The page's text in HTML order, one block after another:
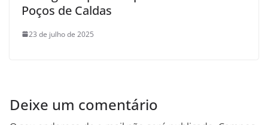
Poços de Caldas
23 de julho de 2025
Deixe um comentário